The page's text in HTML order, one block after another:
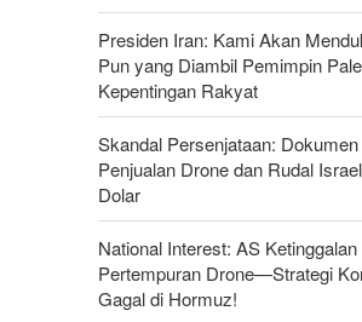
Presiden Iran: Kami Akan
Pun yang Diambil Pemimpin
Kepentingan Rakyat
Skandal Persenjataan:
Penjualan Drone dan Rudal
Dolar
National Interest: AS
Pertempuran Drone—Strategi
Gagal di Hormuz!